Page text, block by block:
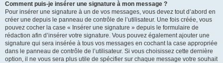
Comment puis-je insérer une signature à mon message ?
Pour insérer une signature à un de vos messages, vous devez tout d’abord en
créer une depuis le panneau de contrôle de l’utilisateur. Une fois créée, vous
pouvez cocher la case « Insérer une signature » depuis le formulaire de
rédaction afin d’insérer votre signature. Vous pouvez également ajouter une
signature qui sera insérée à tous vos messages en cochant la case appropriée
dans le panneau de contrôle de l’utilisateur. Si vous choisissez cette dernière
option, il ne vous sera plus utile de spécifier sur chaque message votre souhait